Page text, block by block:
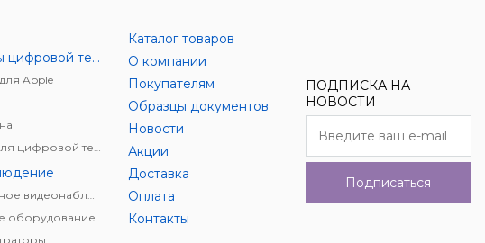
Аксессуары цифровой техники
Apple
оборудование
Каталог товаров
О компании
Покупателям
Образцы документов
Новости
Акции
Доставка
Оплата
Контакты
ПОДПИСКА НА
НОВОСТИ
Подписаться